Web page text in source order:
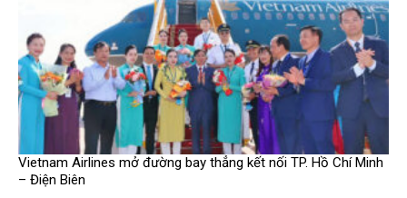
Vietnam Airlines mở đường bay thẳng kết nối TP. Hồ Chí Minh
– Điện Biên